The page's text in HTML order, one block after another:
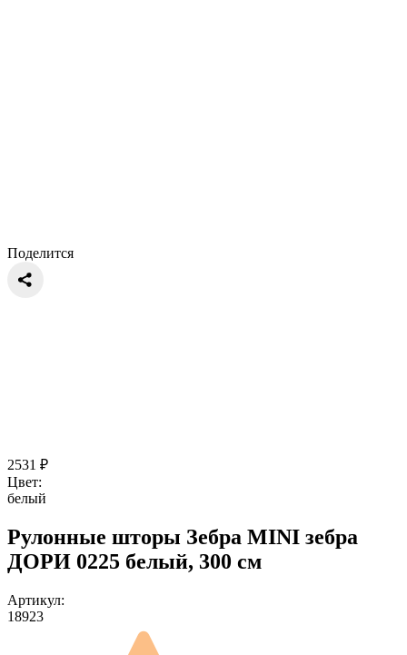
Поделится
2531 ₽
Цвет:
белый
Рулонные шторы Зебра MINI зебра
ДОРИ 0225 белый, 300 см
Артикул:
18923